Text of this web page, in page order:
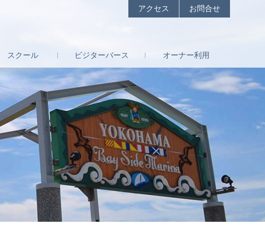
スクール ビジターバース オーナー利用
アクセス お問合せ